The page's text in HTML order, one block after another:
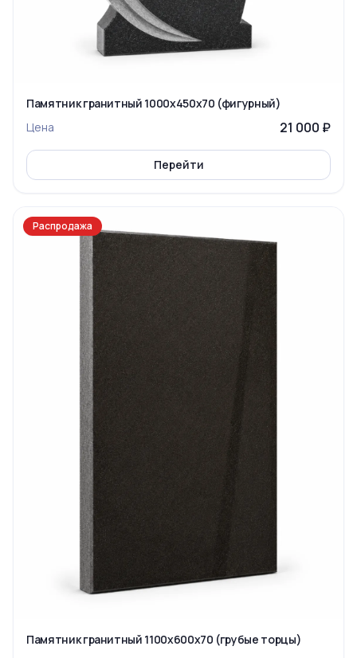
Памятник гранитный 1000x450x70 (фигурный)
Цена
21 000 ₽
Перейти
Распродажа
Памятник гранитный 1100x600x70 (грубые торцы)